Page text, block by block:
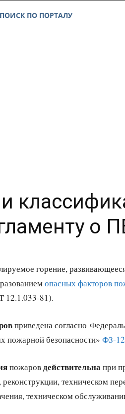
ПОИСК ПО ПОРТАЛУ
о
горение,
опасных факторов
12.1.033-81).
приведена согласно
пожарной безопасности» ФЗ-
пожаровдействительнапри
техническом
техническом